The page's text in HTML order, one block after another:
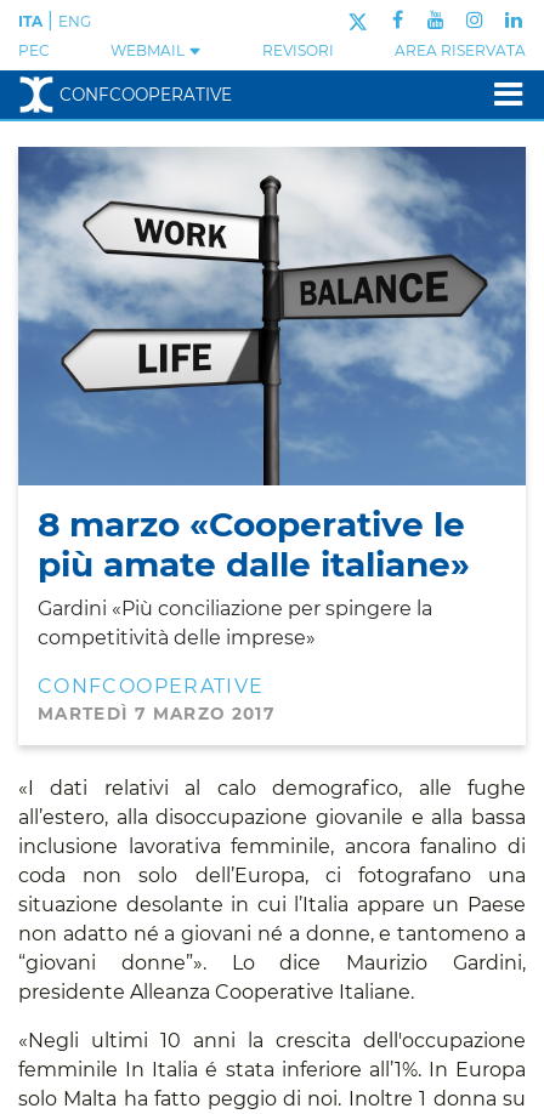
PEC WEBMAIL REVISORI AREA RISERVATA
ITA ENG
CONFCOOPERATIVE
8 marzo «Cooperative le
più amate dalle italiane»
Gardini «Più conciliazione per spingere la
competitività delle imprese»
CONFCOOPERATIVE
MARTEDÌ 7 MARZO 2017
«I dati relativi al calo demografico, alle fughe
all’estero, alla disoccupazione giovanile e alla bassa
inclusione lavorativa femminile, ancora fanalino di
coda non solo dell’Europa, ci fotografano una
situazione desolante in cui l’Italia appare un Paese
non adatto né a giovani né a donne, e tantomeno a
“giovani donne”». Lo dice Maurizio Gardini,
presidente Alleanza Cooperative Italiane.
«Negli ultimi 10 anni la crescita dell'occupazione
femminile In Italia é stata inferiore all’1%. In Europa
solo Malta ha fatto peggio di noi. Inoltre 1 donna su